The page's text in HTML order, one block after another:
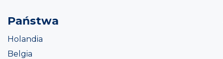
Państwa
Holandia
Belgia